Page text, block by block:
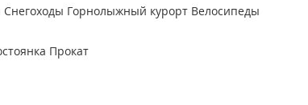
Снегоходы Горнолыжный курорт Велосипеды
Прокат